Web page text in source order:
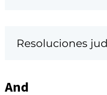
Resoluciones
And